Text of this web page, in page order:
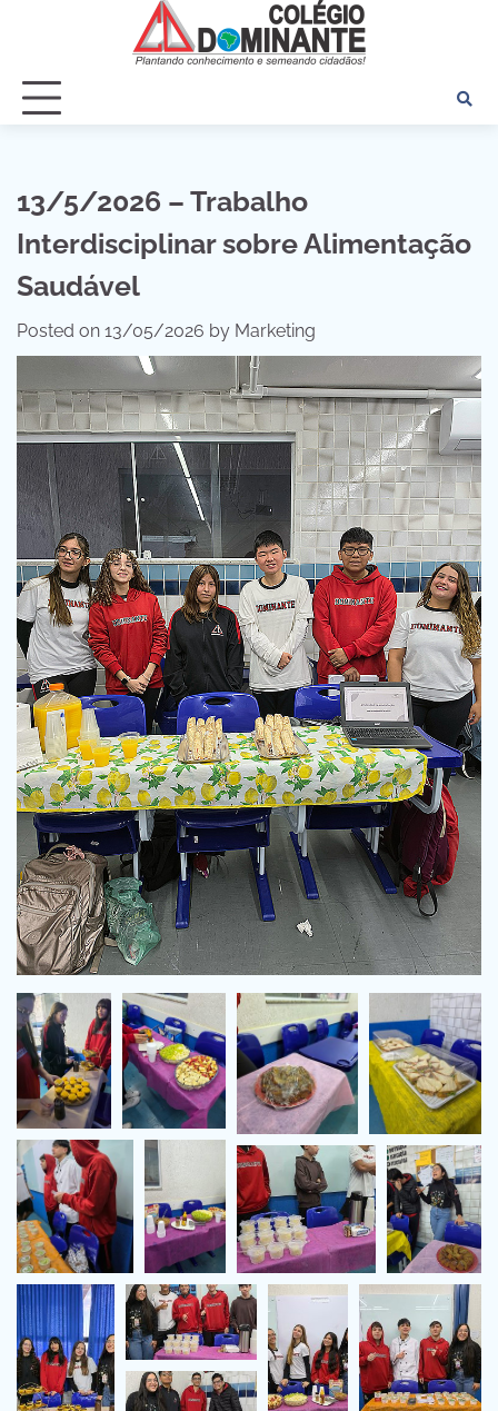
13/5/2026 – Trabalho
Interdisciplinar sobre Alimentação
Saudável
Posted on 13/05/2026 by Marketing